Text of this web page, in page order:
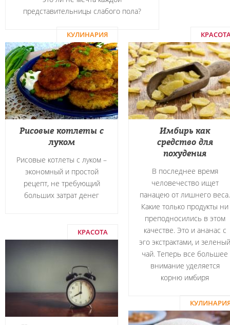
представительницы слабого пола?
КУЛИНАРИЯ
Рисовые котлеты с
луком
Рисовые котлеты с луком –
экономный и простой
рецепт, не требующий
больших затрат денег
Имбирь как
средство для
похудения
В последнее время
человечество ищет
панацею от лишнего веса.
Какие только продукты ни
преподносились в этом
качестве. Это и ананас с
эго экстрактами, и зеленый
чай. Теперь все большее
внимание уделяется
корню имбиря
КРАСОТА